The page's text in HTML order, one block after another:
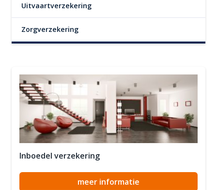
Uitvaartverzekering
Zorgverzekering
Inboedel verzekering
meer informatie